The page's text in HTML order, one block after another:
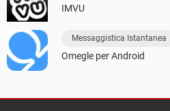
IMVU
Messaggistica Istantanea
Omegle per Android